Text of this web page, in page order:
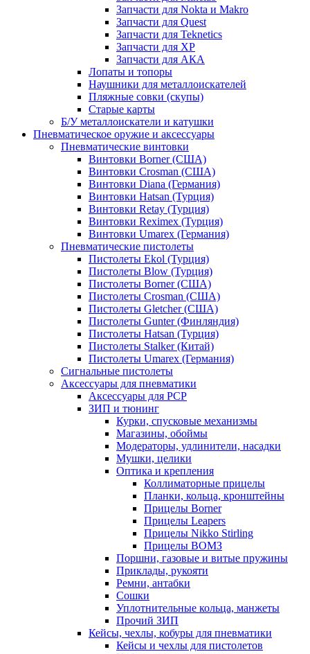
Запчасти для Nokta и Makro
Запчасти для Quest
Запчасти для Teknetics
Запчасти для XP
Запчасти для АКА
Лопаты и топоры
Наушники для металлоискателей
Пляжные совки (скупы)
Старые карты
Б/У металлоискатели и катушки
Пневматическое оружие и аксессуары
Пневматические винтовки
Винтовки Borner (США)
Винтовки Crosman (США)
Винтовки Diana (Германия)
Винтовки Hatsan (Турция)
Винтовки Retay (Турция)
Винтовки Reximex (Турция)
Винтовки Umarex (Германия)
Пневматические пистолеты
Пистолеты Ekol (Турция)
Пистолеты Blow (Турция)
Пистолеты Borner (США)
Пистолеты Crosman (США)
Пистолеты Gletcher (США)
Пистолеты Gunter (Финляндия)
Пистолеты Hatsan (Турция)
Пистолеты Stalker (Китай)
Пистолеты Umarex (Германия)
Сигнальные пистолеты
Аксессуары для пневматики
Аксессуары для PCP
ЗИП и тюнинг
Курки, спусковые механизмы
Магазины, обоймы
Модераторы, удлинители, насадки
Мушки, целики
Оптика и крепления
Коллиматорные прицелы
Планки, кольца, кронштейны
Прицелы Borner
Прицелы Leapers
Прицелы Nikko Stirling
Прицелы ВОМЗ
Поршни, газовые и витые пружины
Приклады, рукояти
Ремни, антабки
Сошки
Уплотнительные кольца, манжеты
Прочий ЗИП
Кейсы, чехлы, кобуры для пневматики
Кейсы и чехлы для пистолетов